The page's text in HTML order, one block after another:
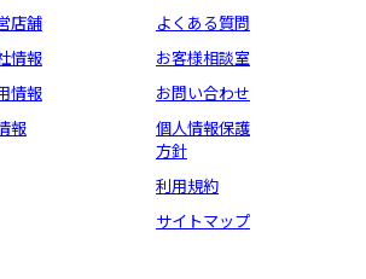
店舗
情報
情報
報
よくある質問
お客様相談室
お問い合わせ
個人情報保護
方針
利用規約
サイトマップ